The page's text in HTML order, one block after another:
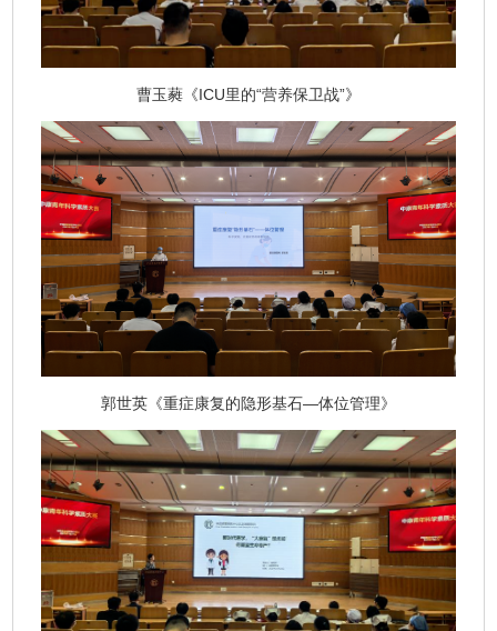
曹玉蕤《ICU里的“营养保卫战”》
郭世英《重症康复的隐形基石—体位管理》